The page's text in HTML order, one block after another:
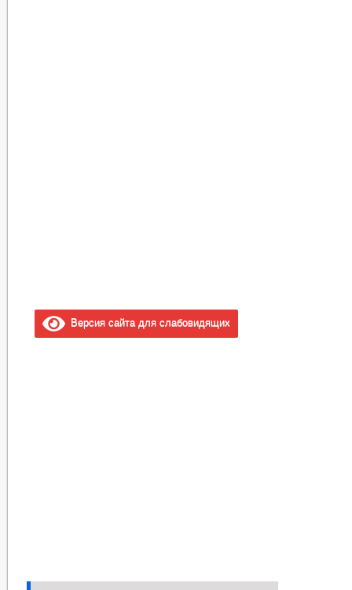
Версия сайта для слабовидящих